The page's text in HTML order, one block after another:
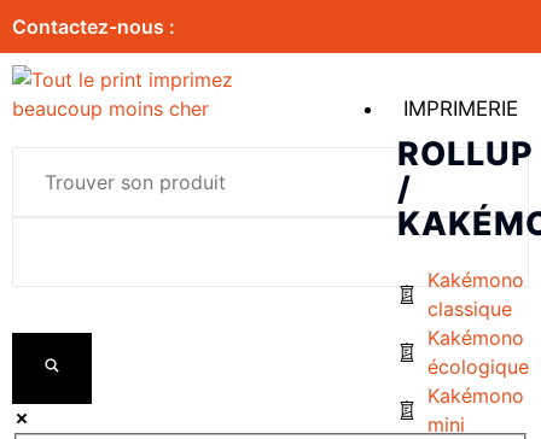
Contactez-nous :
IMPRIMERIE
ROLLUP
/
Kakémono
classique
Kakémono
écologique
Kakémono
mini